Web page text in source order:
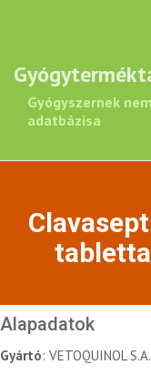
Gyógyszernek
adatbázisa
Alapadatok
Gyártó: VETOQUINOL S.A.